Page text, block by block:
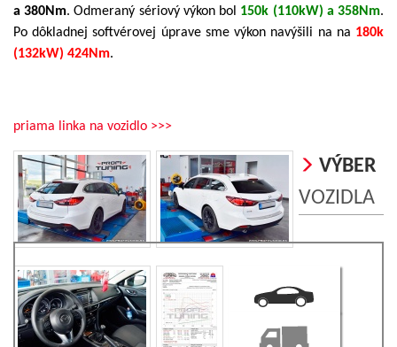
a 380Nm. Odmeraný sériový výkon bol 150k (110kW) a 358Nm.
Po dôkladnej softvérovej úprave sme výkon navýšili na na 180k
(132kW) 424Nm.
priama linka na vozidlo >>>
VÝBER
VOZIDLA